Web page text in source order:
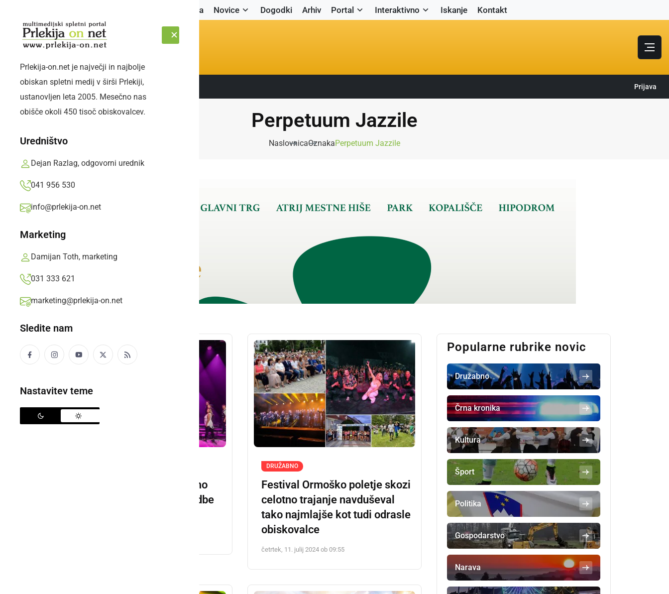
Naslovnica Novice Dogodki Arhiv Portal Interaktivno Iskanje Kontakt
SOBOTA, 8. AVGUST 2026 Sledite nam: Prijava
Prlekija-on.net je največji in najbolje
obiskan spletni medij v širši Prlekiji,
ustanovljen leta 2005. Mesečno nas
obišče okoli 450 tisoč obiskovalcev.
Uredništvo
Dejan Razlag, odgovorni urednik
041 956 530
info@prlekija-on.net
Marketing
Damijan Toth, marketing
031 333 621
marketing@prlekija-on.net
Sledite nam
Nastavitev teme
Perpetuum Jazzile
NaslovnicaOznakaPerpetuum Jazzile
V praznični december bomo
vstopili s koncertom zasedbe
DRUŽABNO
Festival Ormoško poletje skozi
celotno trajanje navduševal
tako najmlajše kot tudi odrasle
obiskovalce
četrtek, 11. julij 2024 ob 09:55
Popularne rubrike novic
Družabno
Črna kronika
Kultura
Šport
Politika
Gospodarstvo
Narava